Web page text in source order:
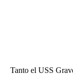
Tanto el USS